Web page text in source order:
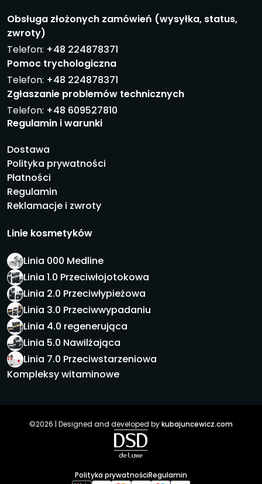
Obsługa złożonych zamówień (wysyłka, status,
zwroty)
Telefon: +48 224878371
Pomoc trychologiczna
Telefon: +48 224878371
Zgłaszanie problemów technicznych
Telefon: +48 609527810
Regulamin i warunki
Dostawa
Polityka prywatności
Płatności
Regulamin
Reklamacje i zwroty
Linie kosmetyków
Linia 000 Medline
Linia 1.0 Przeciwłojotokowa
Linia 2.0 Przeciwłypieżowa
Linia 3.0 Przeciwwypadaniu
Linia 4.0 regenerująca
Linia 5.0 Nawilżająca
Linia 7.0 Przeciwstarzeniowa
Kompleksy witaminowe
©2026 | Designed and developed bykubajuncewicz.com
Polityka prywatnościRegulamin